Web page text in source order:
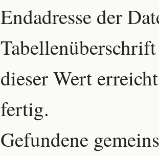
Endadresse der
dieser Wert
fertig.
Gefundene